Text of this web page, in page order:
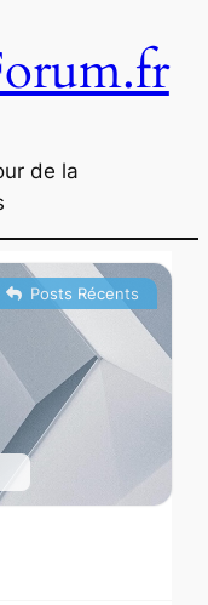
de la
Posts Récents